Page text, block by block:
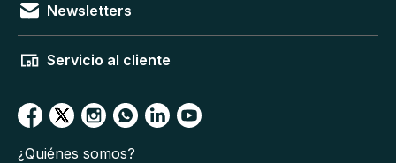
Newsletters
Servicio al cliente
¿Quiénes somos?